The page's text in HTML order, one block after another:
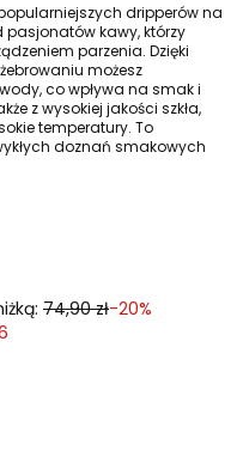
dripperów na
pasjonatów kawy, którzy
parzenia. Dzięki
możesz
co wpływa na smak i
z wysokiej jakości szkła,
temperatury. To
doznań smakowych
74,90 zł-20%